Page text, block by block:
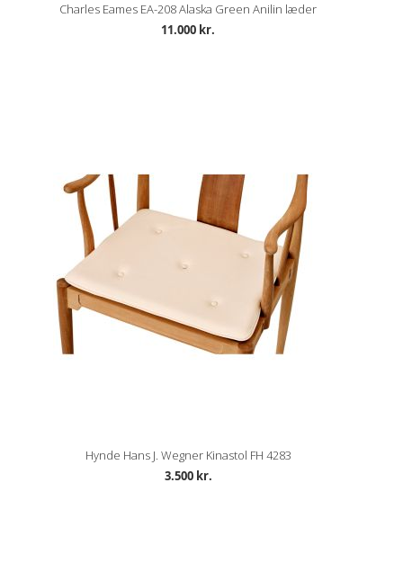
Charles Eames EA-208 Alaska Green Anilin læder
11.000 kr.
Hynde Hans J. Wegner Kinastol FH 4283
3.500 kr.